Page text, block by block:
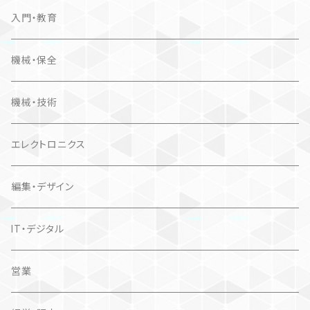
入門・教育
機械・保全
機械・技術
エレクトロニクス
編集・デザイン
IT・デジタル
営業